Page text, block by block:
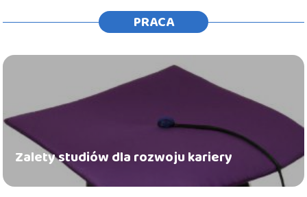
PRACA
Zalety studiów dla rozwoju kariery